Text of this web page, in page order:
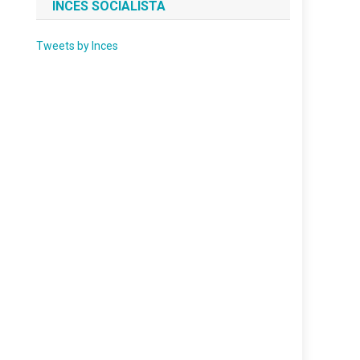
INCES SOCIALISTA
Tweets by Inces